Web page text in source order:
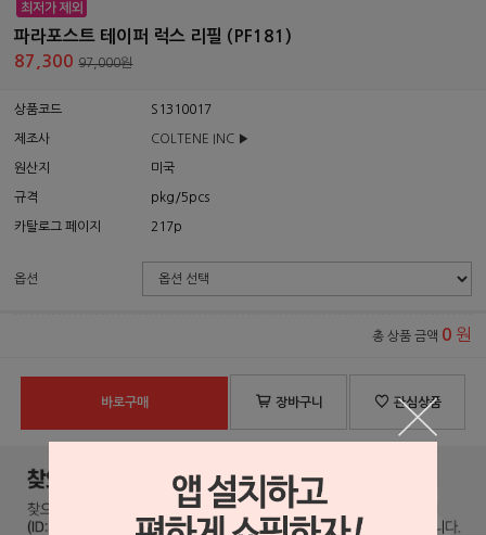
파라포스트 테이퍼 럭스 리필 (PF181)
87,30097,000원
상품코드 S1310017
제조사 COLTENE INC ▶
원산지 미국
규격 pkg/5pcs
카탈로그 페이지 217p
옵션
총 상품 금액 0 원
바로구매 장바구니 관심상품